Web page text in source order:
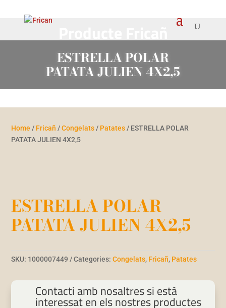
ESTRELLA POLAR
PATATA JULIEN 4X2,5
Home / Fricañ /Congelats / Patates / ESTRELLA POLAR
PATATA JULIEN 4X2,5
ESTRELLA POLAR
PATATA JULIEN 4X2,5
SKU: 1000007449 Categories:Congelats, Fricañ, Patates
Contacti amb nosaltres si està
interessat en els nostres productes